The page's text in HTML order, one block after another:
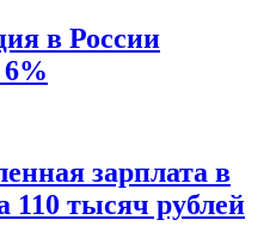
в России
6%
зарплата в
110 тысяч рублей